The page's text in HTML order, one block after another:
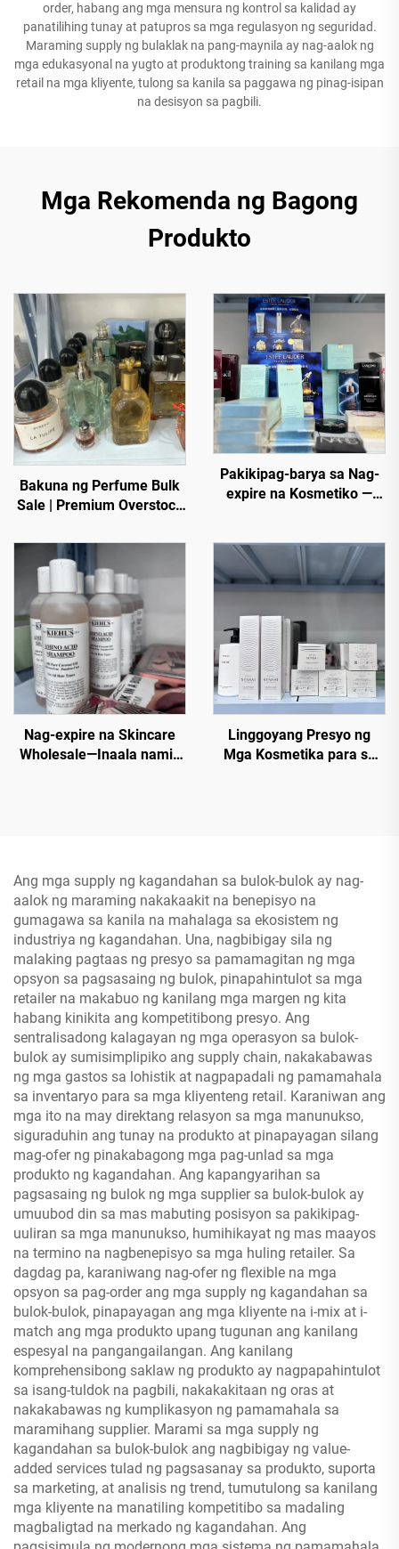
order, habang ang mga mensura ng kontrol sa kalidad ay
panatilihing tunay at patupros sa mga regulasyon ng seguridad.
Maraming supply ng bulaklak na pang-maynila ay nag-aalok ng
mga edukasyonal na yugto at produktong training sa kanilang mga
retail na mga kliyente, tulong sa kanila sa paggawa ng pinag-isipan
na desisyon sa pagbili.
Mga Rekomenda ng Bagong
Produkto
Bakuna ng Perfume Bulk
Sale | Premium Overstock
Wholesale para sa mga
Global Buyer
Pakikipag-barya sa Nag-
expire na Kosmetiko —
Produko mula sa Matitiyak
na Mga Nagbebenta
Nag-expire na Skincare
Wholesale—Inaala namin
Linggoyang Presyo ng
Mga Kosmetika para sa
Ang mga supply ng kagandahan sa bulok-bulok ay nag-
aalok ng maraming nakakaakit na benepisyo na
gumagawa sa kanila na mahalaga sa ekosistem ng
industriya ng kagandahan. Una, nagbibigay sila ng
malaking pagtaas ng presyo sa pamamagitan ng mga
opsyon sa pagsasaing ng bulok, pinapahintulot sa mga
retailer na makabuo ng kanilang mga margen ng kita
habang kinikita ang kompetitibong presyo. Ang
sentralisadong kalagayan ng mga operasyon sa bulok-
bulok ay sumisimplipiko ang supply chain, nakakabawas
ng mga gastos sa lohistik at nagpapadali ng pamamahala
sa inventaryo para sa mga kliyenteng retail. Karaniwan ang
mga ito na may direktang relasyon sa mga manunukso,
siguraduhin ang tunay na produkto at pinapayagan silang
mag-ofer ng pinakabagong mga pag-unlad sa mga
produkto ng kagandahan. Ang kapangyarihan sa
pagsasaing ng bulok ng mga supplier sa bulok-bulok ay
umuubod din sa mas mabuting posisyon sa pakikipag-
uuliran sa mga manunukso, humihikayat ng mas maayos
na termino na nagbenepisyo sa mga huling retailer. Sa
dagdag pa, karaniwang nag-ofer ng flexible na mga
opsyon sa pag-order ang mga supply ng kagandahan sa
bulok-bulok, pinapayagan ang mga kliyente na i-mix at i-
match ang mga produkto upang tugunan ang kanilang
espesyal na pangangailangan. Ang kanilang
komprehensibong saklaw ng produkto ay nagpapahintulot
sa isang-tuldok na pagbili, nakakakitaan ng oras at
nakakabawas ng kumplikasyon ng pamamahala sa
maramihang supplier. Marami sa mga supply ng
kagandahan sa bulok-bulok ang nagbibigay ng value-
added services tulad ng pagsasanay sa produkto, suporta
sa marketing, at analisis ng trend, tumutulong sa kanilang
mga kliyente na manatiling kompetitibo sa madaling
magbaligtad na merkado ng kagandahan. Ang